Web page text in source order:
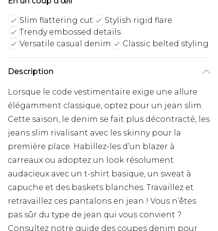
Slim flattering cut
Stylish rigid flare
Trendy embossed details
Versatile casual denim
Classic belted styling
Description
Lorsque le code vestimentaire exige une allure
élégamment classique, optez pour un jean slim.
Cette saison, le denim se fait plus décontracté, les
jeans slim rivalisant avec les skinny pour la
première place. Habillez-les d’un blazer à
carreaux ou adoptez un look résolument
audacieux avec un t-shirt basique, un sweat à
capuche et des baskets blanches. Travaillez et
retravaillez ces pantalons en jean ! Vous n’êtes
pas sûr du type de jean qui vous convient ?
Consultez notre guide des coupes denim pour